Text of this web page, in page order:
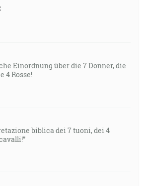
Einordnung über die 7 Donner, die
4 Rosse!
biblica dei 7 tuoni, dei 4